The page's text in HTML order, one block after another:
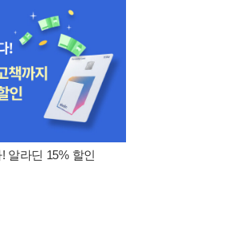
알라딘 15% 할인